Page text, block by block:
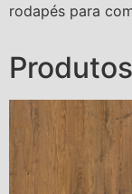
rodapés para